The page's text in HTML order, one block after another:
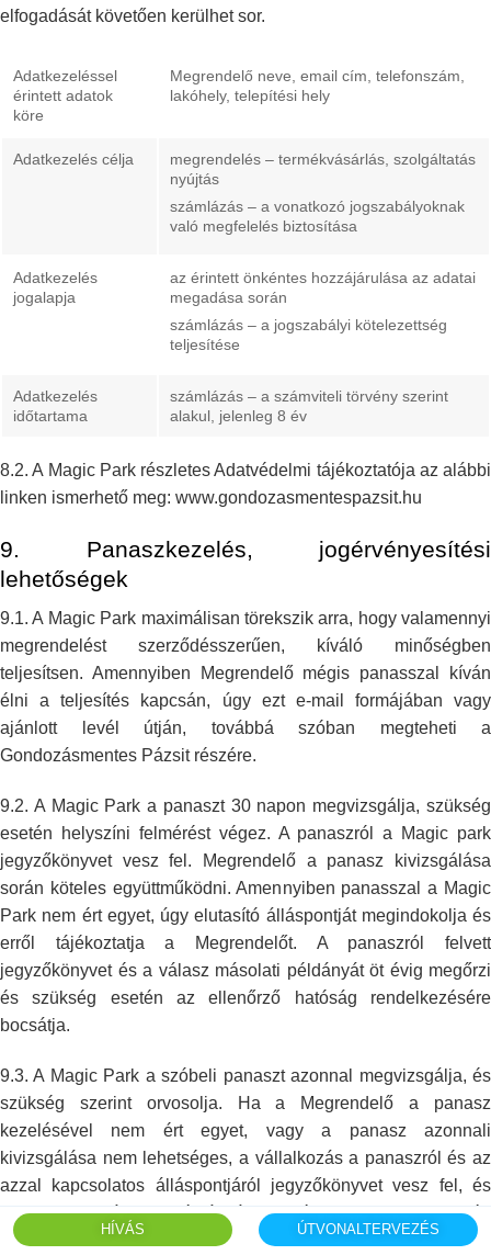
HÍVÁS ÚTVONALTERVEZÉS
elfogadását követően kerülhet sor.
Adatkezeléssel
érintett adatok
köre
Megrendelő neve, email cím, telefonszám,
lakóhely, telepítési hely
Adatkezelés célja
megrendelés – termékvásárlás, szolgáltatás
nyújtás
számlázás – a vonatkozó jogszabályoknak
való megfelelés biztosítása
Adatkezelés
jogalapja
az érintett önkéntes hozzájárulása az adatai
megadása során
számlázás – a jogszabályi kötelezettség
teljesítése
Adatkezelés
időtartama
számlázás – a számviteli törvény szerint
alakul, jelenleg 8 év
8.2. A Magic Park részletes Adatvédelmi tájékoztatója az alábbi
linken ismerhető meg: www.gondozasmentespazsit.hu
9. Panaszkezelés, jogérvényesítési
lehetőségek
9.1. A Magic Park maximálisan törekszik arra, hogy valamennyi
megrendeléstszerződésszerűen, kíváló minőségben
teljesítsen. Amennyiben Megrendelőmégis panasszal kíván
élni a teljesítés kapcsán, úgy ezt e-mail formájában vagy
ajánlott levél útján, továbbá szóban megteheti a
Gondozásmentes Pázsitrészére.
9.2. A Magic Park a panaszt 30 napon megvizsgálja, szükség
esetén helyszíni felmérést végez. A panaszról a Magic park
jegyzőkönyvet vesz fel. Megrendelő a panasz kivizsgálása
során köteles együttműködni. Amennyiben panasszal a Magic
Park nem ért egyet, úgy elutasító álláspontjátmegindokolja és
erről tájékoztatja a Megrendelőt. A panaszról felvett
jegyzőkönyvet és a válasz másolati példányát öt évig megőrzi
és szükség esetén az ellenőrző hatóság rendelkezésére
bocsátja.
9.3. A Magic Park a szóbeli panaszt azonnal megvizsgálja, és
szükség szerint orvosolja. Ha a Megrendelő a panasz
kezelésével nem ért egyet, vagya panasz azonnali
kivizsgálása nem lehetséges, a vállalkozás a panaszról és az
azzal kapcsolatos álláspontjáról jegyzőkönyvet vesz fel, és
annak egymásolati példányát személyesen panasz esetén
átadja a fogyasztónak, minden
más esetben pedig a panaszról